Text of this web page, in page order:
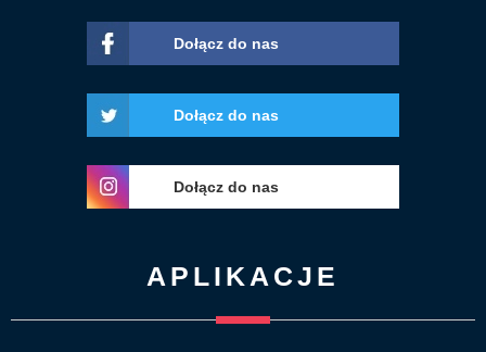
Dołącz do nas
Dołącz do nas
Dołącz do nas
APLIKACJE